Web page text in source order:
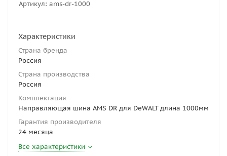
Артикул: ams-dr-1000
Характеристики
Страна бренда
Россия
Страна производства
Россия
Комплектация
Направляющая шина AMS DR для DeWALT длина 1000мм
Гарантия производителя
24 месяца
Все характеристики